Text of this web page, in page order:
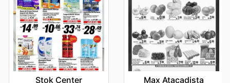
Stok Center Max Atacadista